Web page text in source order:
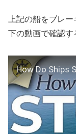
上記の船をブレ
下の動画で確認す
How Do Ships